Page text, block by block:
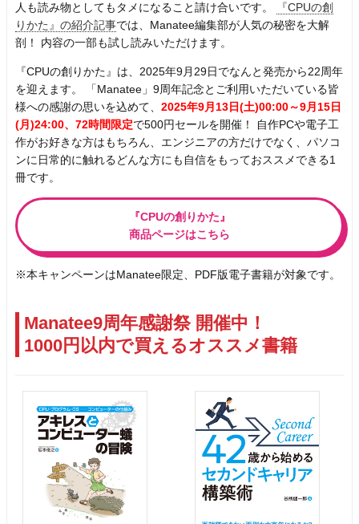
人も読み物としてもタメになること請け合いです。
『CPUの創
りかた』の紹介記事では、Manatee編集部が人気の秘密を大解
剖！ 内容の一部も試し読みいただけます。
『CPUの創りかた』は、2025年9月29日でなんと発売から22周年
を迎えます。 「Manatee」9周年記念とご利用いただいている皆
様への感謝の思いを込めて、 2025年9月13日(土)00:00～9月15日
(月)24:00、72時間限定で500円セールを開催！ 自作PCや電子工
作がお好きな方はもちろん、エンジニアの方だけでなく、パソコ
ンに日常的に触れるどんな方にも自信をもっておススメできる1
冊です。
『CPUの創りかた』
商品ページはこちら
※本キャンペーンはManatee限定、PDF版電子書籍が対象です。
Manatee9周年感謝祭 開催中！
1000円以内で買えるオススメ書籍